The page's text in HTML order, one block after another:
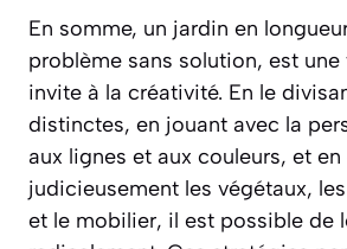
En somme, un jardin en
problème sans solution, est
invite à la créativité. En le
distinctes, en jouant avec la
aux lignes et aux couleurs, et
judicieusement les végétaux,
et le mobilier, il est possible de